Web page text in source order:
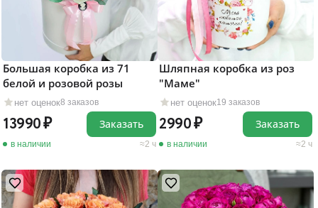
нет оценок8 заказов
Большая коробка из 71
белой и розовой розы
13990
в наличии 2 ч
Заказать
нет оценок19 заказов
Шляпная коробка из роз
"Маме"
2990
в наличии 2 ч
Заказать